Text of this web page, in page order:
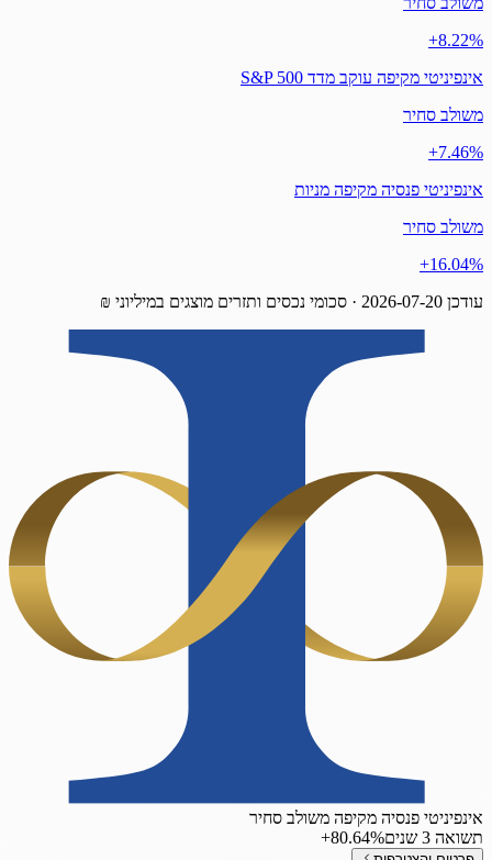
‎+8.22%
אינפיניטי מקיפה עוקב מדד S&P 500
משולב סחיר
‎+7.46%
אינפיניטי פנסיה מקיפה מניות
משולב סחיר
‎+16.04%
עודכן 2026-07-20 · סכומי נכסים ותזרים מוצגים במיליוני ₪
אינפיניטי פנסיה מקיפה משולב סחיר
תשואה 3 שנים
‎+80.64%